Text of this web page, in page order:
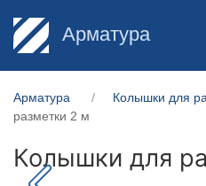
Арматура
Арматура Колышки для
разметки 2 м
Колышки для